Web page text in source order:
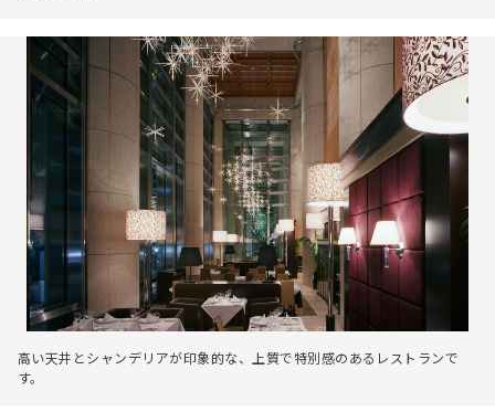
高い天井とシャンデリアが印象的な、上質で特別感のあるレストランで
す。